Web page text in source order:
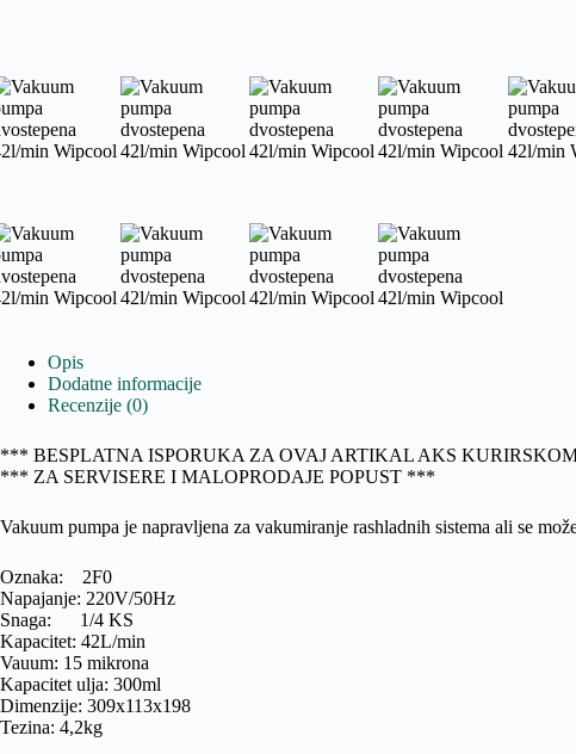
Opis
Dodatne informacije
Recenzije (0)
*** BESPLATNA ISPORUKA ZA OVAJ ARTIKAL AKS
*** ZA SERVISERE I MALOPRODAJE POPUST ***
Vakuum pumpa je napravljena za vakumiranje rashladnih sistema ali se
Oznaka: 2F0
Napajanje: 220V/50Hz
Snaga: 1/4 KS
Kapacitet: 42L/min
Vauum: 15 mikrona
Kapacitet ulja: 300ml
Dimenzije: 309x113x198
Tezina: 4,2kg